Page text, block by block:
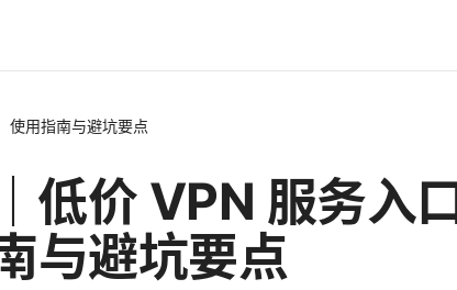
使用指南与避坑要点
价 VPN 服务入口
与避坑要点